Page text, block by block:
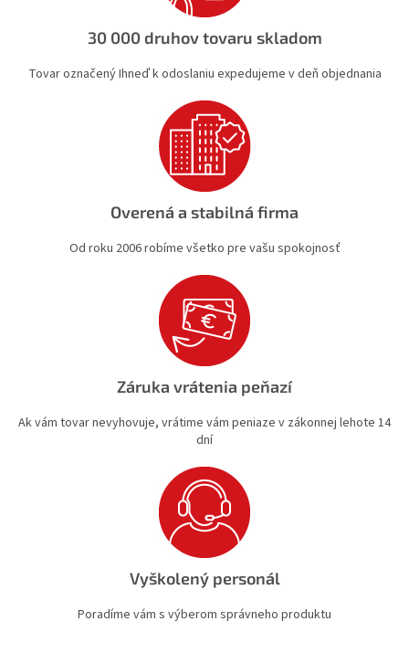
ý
i
s
u
30 000 druhov tovaru skladom
Tovar označený Ihneď k odoslaniu expedujeme v deň objednania
Overená a stabilná firma
Od roku 2006 robíme všetko pre vašu spokojnosť
Záruka vrátenia peňazí
Ak vám tovar nevyhovuje, vrátime vám peniaze v zákonnej lehote 14
dní
Vyškolený personál
Poradíme vám s výberom správneho produktu